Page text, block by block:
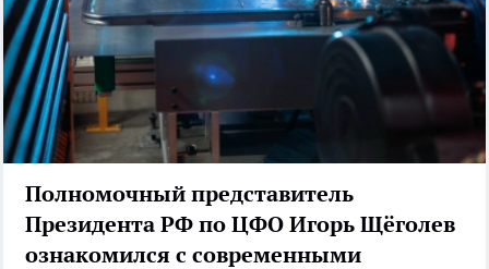
Полномочный представитель
Президента РФ по ЦФО Игорь Щёголев
ознакомился с современными